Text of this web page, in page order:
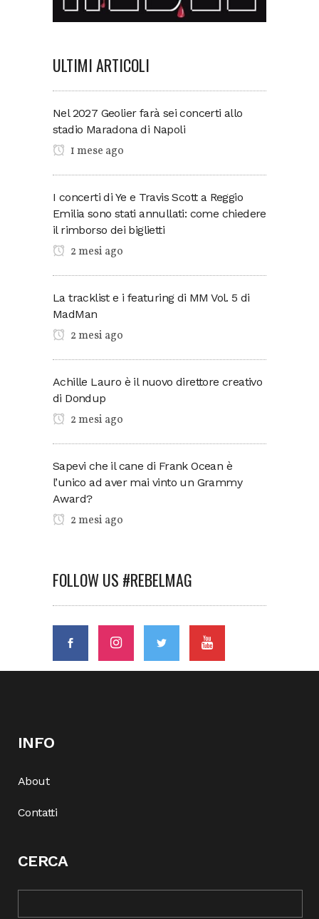
ULTIMI ARTICOLI
Nel 2027 Geolier farà sei concerti allo
stadio Maradona di Napoli
1 mese ago
I concerti di Ye e Travis Scott a Reggio
Emilia sono stati annullati: come chiedere
il rimborso dei biglietti
2 mesi ago
La tracklist e i featuring di MM Vol. 5 di
MadMan
2 mesi ago
Achille Lauro è il nuovo direttore creativo
di Dondup
2 mesi ago
Sapevi che il cane di Frank Ocean è
l’unico ad aver mai vinto un Grammy
Award?
2 mesi ago
FOLLOW US #REBELMAG
INFO
About
Contatti
CERCA